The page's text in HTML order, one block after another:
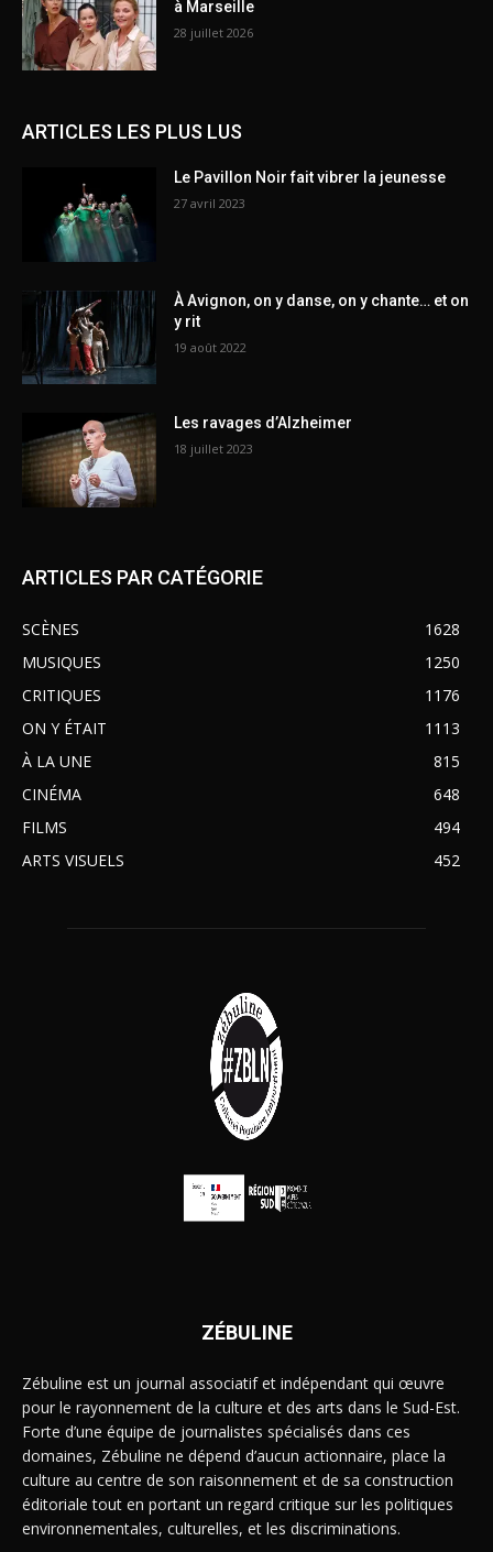
à Marseille
28 juillet 2026
ARTICLES LES PLUS LUS
Le Pavillon Noir fait vibrer la jeunesse
27 avril 2023
À Avignon, on y danse, on y chante… et on
y rit
19 août 2022
Les ravages d’Alzheimer
18 juillet 2023
ARTICLES PAR CATÉGORIE
SCÈNES
1628
MUSIQUES
1250
CRITIQUES
1176
ON Y ÉTAIT
1113
À LA UNE
815
CINÉMA
648
FILMS
494
ARTS VISUELS
452
ZÉBULINE
Zébuline est un journal associatif et indépendant qui œuvre
pour le rayonnement de la culture et des arts dans le Sud-Est.
Forte d’une équipe de journalistes spécialisés dans ces
domaines, Zébuline ne dépend d’aucun actionnaire, place la
culture au centre de son raisonnement et de sa construction
éditoriale tout en portant un regard critique sur les politiques
environnementales, culturelles, et les discriminations.